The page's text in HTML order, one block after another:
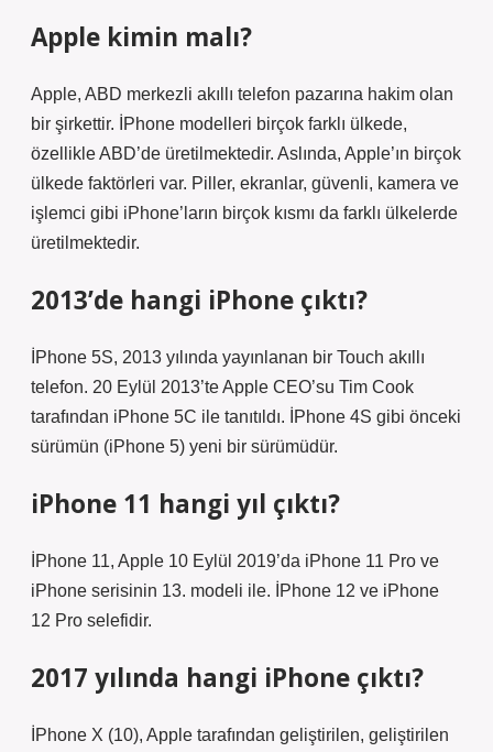
Apple kimin malı?
Apple, ABD merkezli akıllı telefon pazarına hakim olan
bir şirkettir. İPhone modelleri birçok farklı ülkede,
özellikle ABD’de üretilmektedir. Aslında, Apple’ın birçok
ülkede faktörleri var. Piller, ekranlar, güvenli, kamera ve
işlemci gibi iPhone’ların birçok kısmı da farklı ülkelerde
üretilmektedir.
2013’de hangi iPhone çıktı?
İPhone 5S, 2013 yılında yayınlanan bir Touch akıllı
telefon. 20 Eylül 2013’te Apple CEO’su Tim Cook
tarafından iPhone 5C ile tanıtıldı. İPhone 4S gibi önceki
sürümün (iPhone 5) yeni bir sürümüdür.
iPhone 11 hangi yıl çıktı?
İPhone 11, Apple 10 Eylül 2019’da iPhone 11 Pro ve
iPhone serisinin 13. modeli ile. İPhone 12 ve iPhone
12 Pro selefidir.
2017 yılında hangi iPhone çıktı?
İPhone X (10), Apple tarafından geliştirilen, geliştirilen